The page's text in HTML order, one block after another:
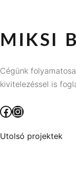
MIKSI
Cégünk
kivitelezéssel is
Facebook Instagram
Utolsó projektek